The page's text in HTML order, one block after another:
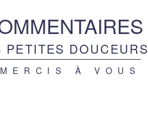
PETITES DOUCEURS
À VOUS